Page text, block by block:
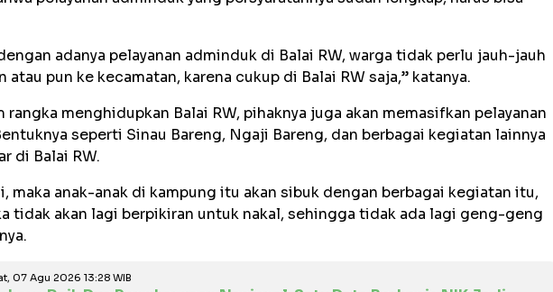
adanya pelayanan adminduk di Balai RW, warga tidak perlu jauh-jauh
atau pun ke kecamatan, karena cukup di Balai RW saja,” katanya.
rangka menghidupkan Balai RW, pihaknya juga akan memasifkan pelayanan
seperti Sinau Bareng, Ngaji Bareng, dan berbagai kegiatan lainnya
di Balai RW.
maka anak-anak di kampung itu akan sibuk dengan berbagai kegiatan itu,
tidak akan lagi berpikiran untuk nakal, sehingga tidak ada lagi geng-geng
07 Agu 2026 13:28 WIB